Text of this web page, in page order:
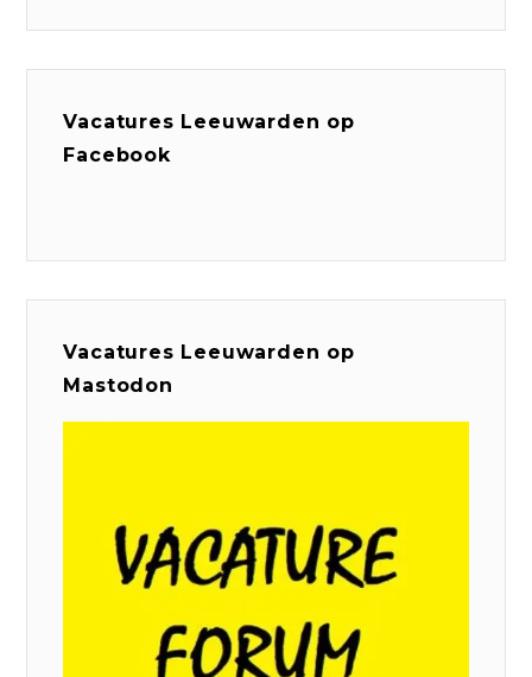
Vacatures Leeuwarden op
Facebook
Vacatures Leeuwarden op
Mastodon